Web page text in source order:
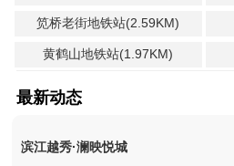
笕桥老街地铁站(2.59KM)
黄鹤山地铁站(1.97KM)
最新动态
滨江越秀·澜映悦城